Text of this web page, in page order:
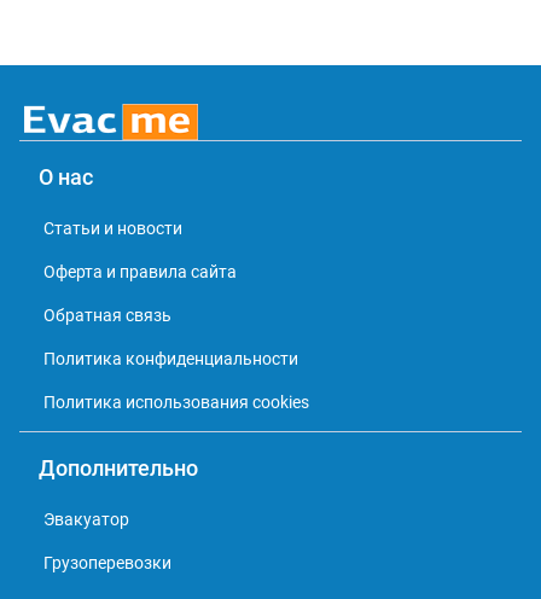
О нас
Статьи и новости
Оферта и правила сайта
Обратная связь
Политика конфиденциальности
Политика использования cookies
Дополнительно
Эвакуатор
Грузоперевозки